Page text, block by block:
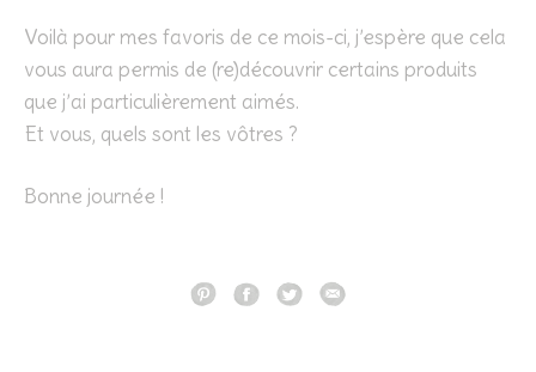
Voilà pour mes favoris de ce mois-ci, j’espère que cela
vous aura permis de (re)découvrir certains produits
que j’ai particulièrement aimés.
Et vous, quels sont les vôtres ?
Bonne journée !